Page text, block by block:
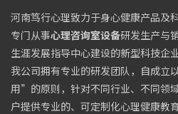
河南笃行心理致力于身心健康产品及
专门从事心理咨询室设备研发生产与销
生涯发展指导中心建设的新型科技企业
我公司拥有专业的研发团队，自成立
用”的原则，针对不同行业、不同领
户提供专业的、可定制化心理健康教